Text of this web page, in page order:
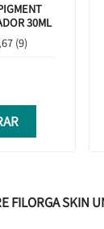
30ML
(9)
FILORGA SKIN